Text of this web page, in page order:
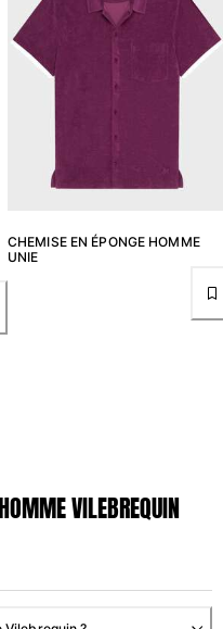
CHEMISE EN ÉPONGE HOMME
UNIE
VILEBREQUIN